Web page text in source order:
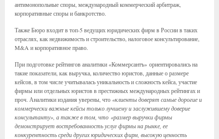
антимонопольные споры, международный коммерческий арбитраж,
корпоративные споры и банкротство.
Также Бюро входит в топ-5 ведущих юридических фирм в России в таких
отраслях, как недвижимость и строительство, налоговое консультирование,
M&A и корпоративное право.
При подготовке рейтингов аналитики «Коммерсантъ» ориентировались на
такие показатели, как выручка, количество юристов, данные о размере
кейсов, в том числе учитывалась уникальность и сложность кейса, участие
фирмы или отдельных юристов в престижных международных рейтингах и
проч. Аналитики издания уверены, что «клиенты доверят самые дорогие и
коммерчески важные кейсы только лучшему и заслужившему доверие
консультанту», а также в том, что «размер выручки фирмы
демонстрирует востребованность услуг фирмы на рынке, ее
конкурентность среди других юридических фирм, высокую ценность